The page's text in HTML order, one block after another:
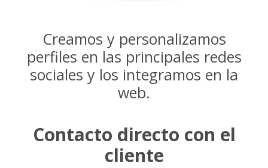
Creamos y personalizamos
perfiles en las principales redes
sociales y los integramos en la
web.
Contacto directo con el
cliente